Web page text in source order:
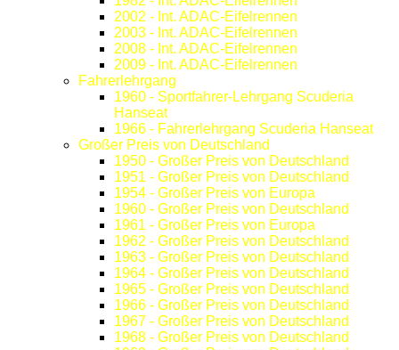
2002 - Int. ADAC-Eifelrennen
2003 - Int. ADAC-Eifelrennen
2008 - Int. ADAC-Eifelrennen
2009 - Int. ADAC-Eifelrennen
Fahrerlehrgang
1960 - Sportfahrer-Lehrgang Scuderia
Hanseat
1966 - Fahrerlehrgang Scuderia Hanseat
Großer Preis von Deutschland
1950 - Großer Preis von Deutschland
1951 - Großer Preis von Deutschland
1954 - Großer Preis von Europa
1960 - Großer Preis von Deutschland
1961 - Großer Preis von Europa
1962 - Großer Preis von Deutschland
1963 - Großer Preis von Deutschland
1964 - Großer Preis von Deutschland
1965 - Großer Preis von Deutschland
1966 - Großer Preis von Deutschland
1967 - Großer Preis von Deutschland
1968 - Großer Preis von Deutschland